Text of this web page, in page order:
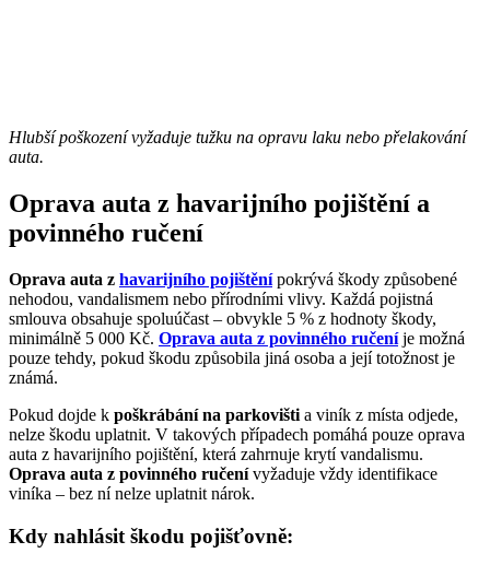
Hlubší poškození vyžaduje tužku na opravu laku nebo přelakování
auta.
Oprava auta z havarijního pojištění a
povinného ručení
Oprava auta z havarijního pojištěnípokrývá škody způsobené
nehodou, vandalismem nebo přírodními vlivy. Každá pojistná
smlouva obsahuje spoluúčast – obvykle 5 % z hodnoty škody,
minimálně 5 000 Kč. Oprava auta z povinného ručeníje možná
pouze tehdy, pokud škodu způsobila jiná osoba a její totožnost je
známá.
Pokud dojde k poškrábání na parkovišti a viník z místa odjede,
nelze škodu uplatnit. V takových případech pomáhá pouze oprava
auta z havarijního pojištění, která zahrnuje krytí vandalismu.
Oprava auta z povinného ručenívyžaduje vždy identifikace
viníka – bez ní nelze uplatnit nárok.
Kdy nahlásit škodu pojišťovně: